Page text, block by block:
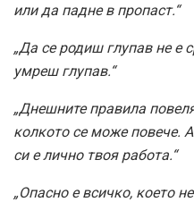
или да падне в пропаст.“
„Да се родиш глупав не е
умреш глупав.“
„Днешните правила
колкото се може повече.
си е лично твоя работа.“
„Опасно е всичко, което